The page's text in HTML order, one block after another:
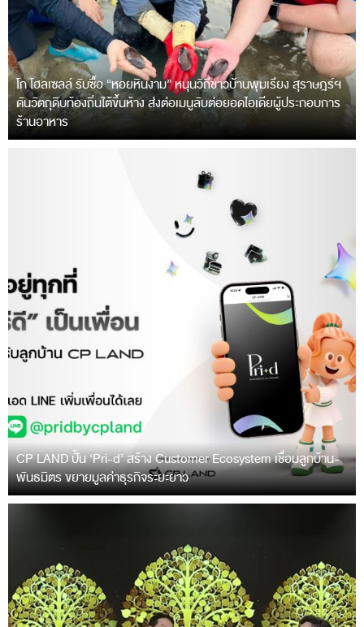
โก โฮลเซลล์ รับซื้อ “หอยหินงาม” หนุนวิถีชาวบ้านพุมเรียง สุราษฎร์ฯ
ดันวัตถุดิบท้องถิ่นใต้ขึ้นห้าง ส่งต่อเมนูลับต่อยอดไอเดียผู้ประกอบการ
ร้านอาหาร
CP LAND ปั้น ‘Pri-d’ สร้าง Customer Ecosystem เชื่อมลูกบ้าน-
พันธมิตร ขยายมูลค่าธุรกิจระยะยาว